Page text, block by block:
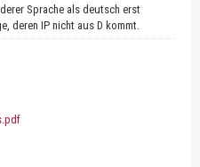
Sprache als deutsch erst
deren IP nicht aus D kommt.